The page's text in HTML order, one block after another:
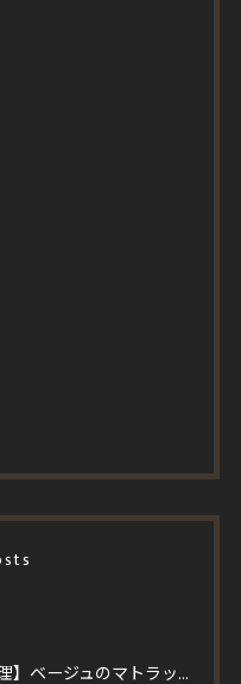
【シャネル修理】ベージュのマトラッセを黒ずみ除去＆染め直し！ラムスキンの質感を活かす修復とスピード施工事例